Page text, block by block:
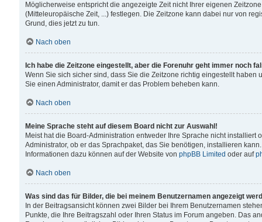
Möglicherweise entspricht die angezeigte Zeit nicht Ihrer eigenen
(Mitteleuropäische Zeit, ...) festlegen. Die Zeitzone kann dabei nur von
Grund, dies jetzt zu tun.
Nach oben
Ich habe die Zeitzone eingestellt, aber die Forenuhr geht immer noch
Wenn Sie sich sicher sind, dass Sie die Zeitzone richtig eingestellt
Sie einen Administrator, damit er das Problem beheben kann.
Nach oben
Meine Sprache steht auf diesem Board nicht zur Auswahl!
Meist hat die Board-Administration entweder Ihre Sprache nicht
Administrator, ob er das Sprachpaket, das Sie benötigen, installieren
Informationen dazu können auf der Website von phpBB Limited oder auf
Nach oben
Was sind das für Bilder, die bei meinem Benutzernamen angezeigt
In der Beitragsansicht können zwei Bilder bei Ihrem Benutzernamen
Punkte, die Ihre Beitragszahl oder Ihren Status im Forum angeben. Das